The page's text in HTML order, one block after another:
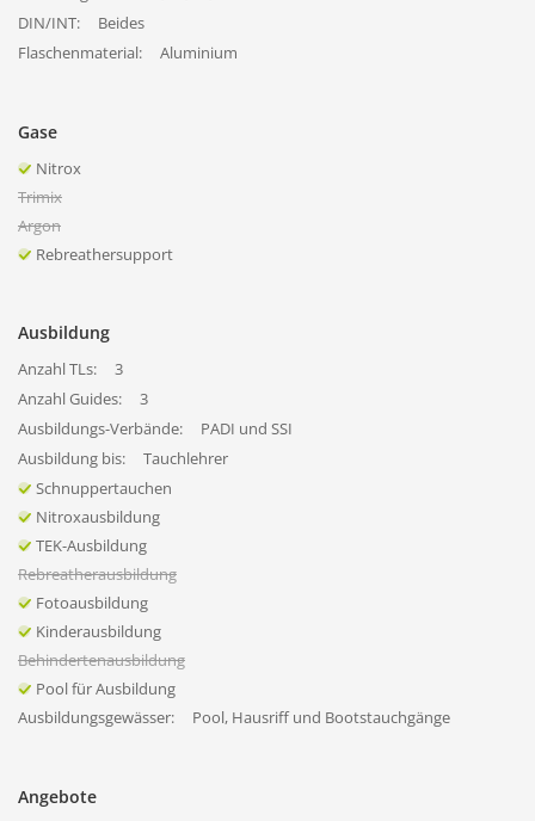
DIN/INT:
Beides
Flaschenmaterial:
Aluminium
Gase
Nitrox
Trimix
Argon
Rebreathersupport
Ausbildung
Anzahl TLs:
3
Anzahl Guides:
3
Ausbildungs-Verbände:
PADI und SSI
Ausbildung bis:
Tauchlehrer
Schnuppertauchen
Nitroxausbildung
TEK-Ausbildung
Rebreatherausbildung
Fotoausbildung
Kinderausbildung
Behindertenausbildung
Pool für Ausbildung
Ausbildungsgewässer:
Pool, Hausriff und Bootstauchgänge
Angebote